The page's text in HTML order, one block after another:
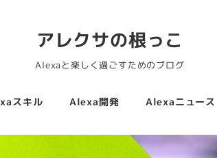
アレクサの根っこ
Alexaと楽しく過ごすためのブログ
スキル Alexa開発 Alexaニュース